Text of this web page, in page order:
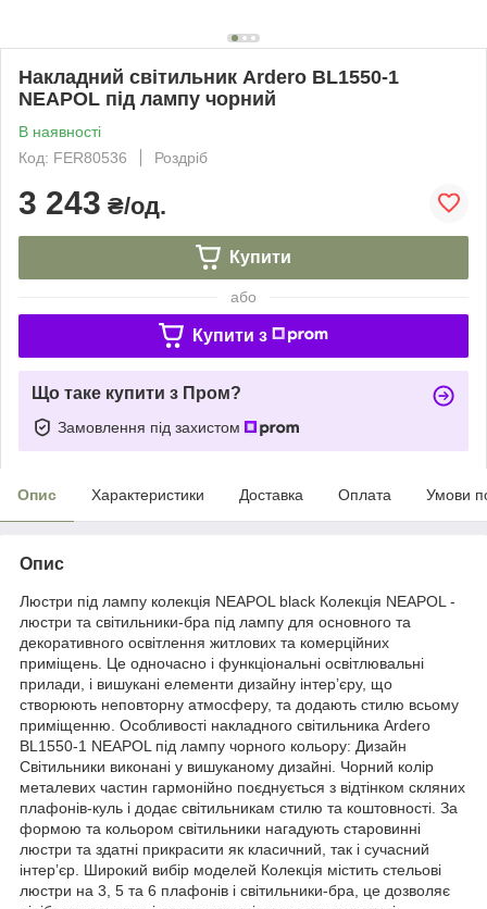
Накладний світильник Ardero BL1550-1
NEAPOL під лампу чорний
В наявності
Код: FER80536
Роздріб
3 243 ₴/од.
Купити
або
Купити з
Що таке купити з Пром?
Замовлення під захистом
Опис Характеристики Доставка Оплата Умови
Опис
Люстри під лампу колекція NEAPOL black Колекція NEAPOL -
люстри та світильники-бра під лампу для основного та
декоративного освітлення житлових та комерційних
приміщень. Це одночасно і функціональні освітлювальні
прилади, і вишукані елементи дизайну інтер’єру, що
створюють неповторну атмосферу, та додають стилю всьому
приміщенню. Особливості накладного світильника Ardero
BL1550-1 NEAPOL під лампу чорного кольору: Дизайн
Світильники виконані у вишуканому дизайні. Чорний колір
металевих частин гармонійно поєднується з відтінком скляних
плафонів-куль і додає світильникам стилю та коштовності. За
формою та кольором світильники нагадують старовинні
люстри та здатні прикрасити як класичний, так і сучасний
інтер’єр. Широкий вибір моделей Колекція містить стельові
люстри на 3, 5 та 6 плафонів і світильники-бра, це дозволяє